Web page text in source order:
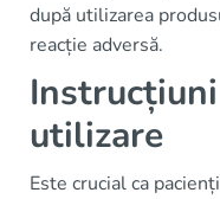
după utilizarea
reacție adversă.
utilizare
Este crucial ca